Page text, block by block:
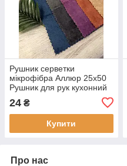
Рушник серветки
мікрофібра Аллюр 25х50
Рушник для рук кухонний
24 ₴
Купити
Про нас